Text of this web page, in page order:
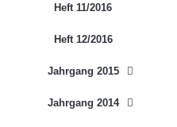
Heft 11/2016
Heft 12/2016
Jahrgang 2015
Jahrgang 2014